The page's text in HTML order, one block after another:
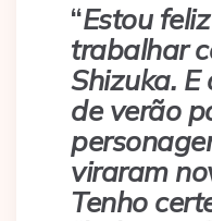
“Estou
trabalhar
Shizuka. E
de verão
viraram
Tenho